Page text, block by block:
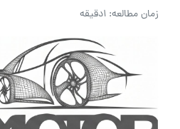
زمان مطالعه: 1دقیقه